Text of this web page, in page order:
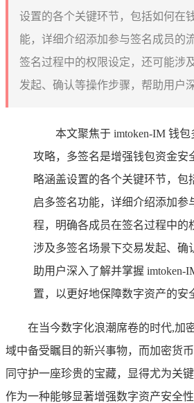
设置的各个关键环节，包括如何在
能，详细介绍添加参与签名成员的
签名过程中的权限设定，还可能涉
发起、确认等操作步骤，帮助用户
本文聚焦于 imtoken-IM 钱
攻略，多签名是增强钱包资金安
略涵盖设置的各个关键环节，包
启多签名功能，详细介绍添加参
程，明确各成员在签名过程中的
涉及多签名场景下交易发起、确
助用户深入了解并掌握 imtoken-
置，以更好地保障数字资产的安
在当今数字化浪潮席卷的时代,加
域中备受瞩目的新兴事物，而加密货
同守护一座珍贵的宝藏，显得尤为关
作为一种能够显著增强数字资产安全